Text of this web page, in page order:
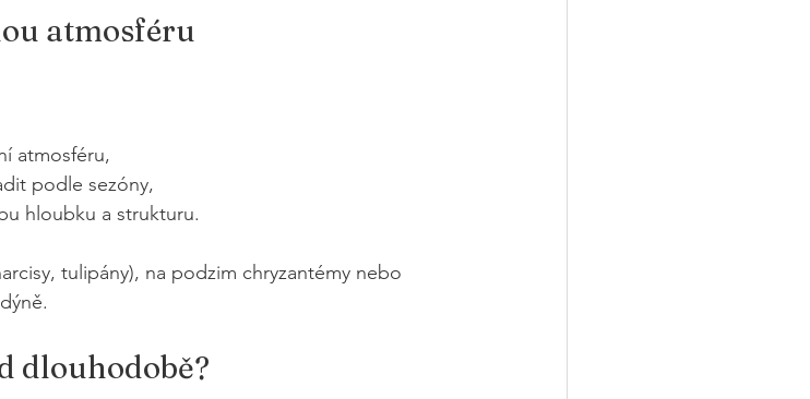
atmosféru
atmosféru,
podle sezóny,
hloubku a strukturu.
tulipány), na podzim chryzantémy nebo
dlouhodobě?